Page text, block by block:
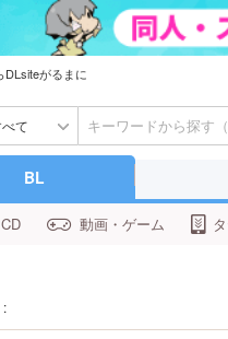
がるまに
て
BL
動画・ゲーム
: